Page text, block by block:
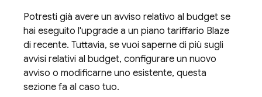
Potresti già avere un avviso relativo al budget se
hai eseguito l'upgrade a un piano tariffario Blaze
di recente. Tuttavia, se vuoi saperne di più sugli
avvisi relativi al budget, configurare un nuovo
avviso o modificarne uno esistente, questa
sezione fa al caso tuo.